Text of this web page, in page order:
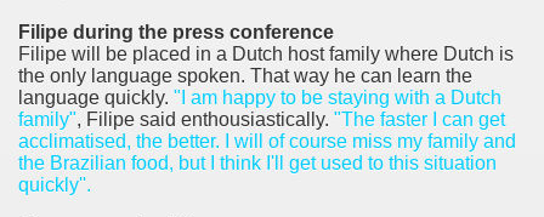
Filipe during the press conference
Filipe will be placed in a Dutch host family where Dutch is
the only language spoken. That way he can learn the
language quickly. "I am happy to be staying with a Dutch
family", Filipe said enthousiastically. "The faster I can get
acclimatised, the better. I will of course miss my family and
the Brazilian food, but I think I'll get used to this situation
quickly''.